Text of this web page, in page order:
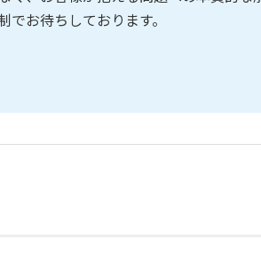
お待ちしております。